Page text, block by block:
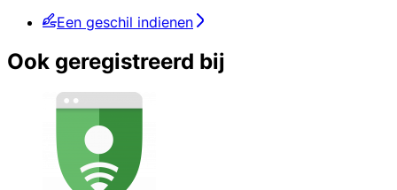
Een geschil indienen
Ook geregistreerd bij